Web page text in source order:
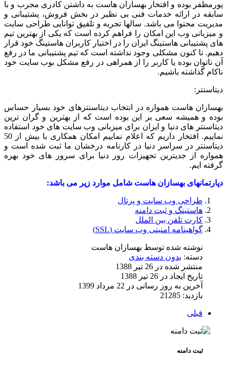
پورمظفر بوده و افتخار بهسازان هاست به داشتن کادری مجرب و با
سابقه در ارائه خدمات فنی بی نظیر در بخش فروش، پشتیبانی و
مدیریت محتوا می باشد. سالها تجربه و تلفیق توانایی طراحی سایت
و میزبانی وب این امکان را فراهم کرده است که یکی از بهترین تیم
های پشتیبانی هاستینگ ایران را در اختیار کاربران هاستینگ خود قرار
دهیم. تا کنون مشکلی وجود نداشته است که تیم پشتیبانی ما در رفع
آن ناتوان بوده یا کاربر را از همراهی در رفع مشکل بوب سایت خود
ناکام گذاشته باشیم.
دیتاسنتر:
بهسازان هاست همواره در انتخاب دیتاسنترهای خود بسیار حساس
بوده و همیشه سعی بر این بوده است که از بهترین و گران ترین
دیتاسنتر های دنیا و ایران برای میزبانی وب سایت های خود استفاده
نماییم. افتخار داریم که اعلام نماییم امکان همکاری با بیش از 50
دیتاسنتر در سراسر دنیا در کارنامه درخشان ما ثبت شده است و
همواره از جدیترین تجهیزات روز دنیا برای سرور های خود بهره
گرفته ایم.
دپارتمانهای بهسازان هاست شامل موارد زیر می باشد:
طراحی وب سایت و پرتال
هاستینگ و ثبت دامنه
کارت تلفن بین الملل
گواهینامه امنیتی وب سایت (SSL)
نوشته شده توسط بهسازان هاست
دسته: بدون دسته بندی
منتشر شده در 26 تیر 1388
تاریخ ایجاد در 26 تیر 1388
آخرین به روز رسانی در 22 مرداد 1399
بازدید: 21285
قبلی
ثبت دامنه